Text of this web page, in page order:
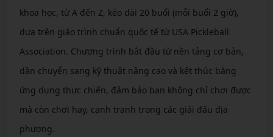
khoa học, từ A đến Z, kéo dài 20 buổi (mỗi buổi 2 giờ),
dựa trên giáo trình chuẩn quốc tế từ USA Pickleball
Association. Chương trình bắt đầu từ nền tảng cơ bản,
dần chuyển sang kỹ thuật nâng cao và kết thúc bằng
ứng dụng thực chiến, đảm bảo bạn không chỉ chơi được
mà còn chơi hay, cạnh tranh trong các giải đấu địa
phương.